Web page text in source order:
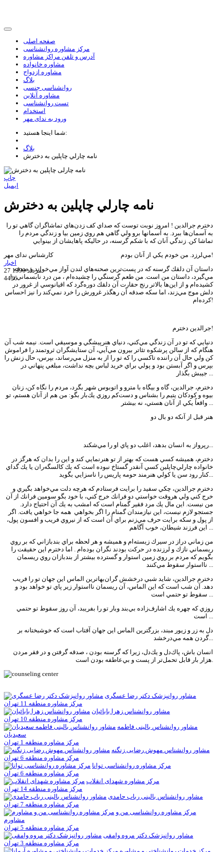
صفحه اصلی
مرکز مشاوره روانشناسی
آدرس و تلفن مراکز مشاوره
مشاوره خانواده
مشاوره ازدواج
بلاگ
روانشناسی جنسی
مشاوره آنلاین
تست روانشناسی
استخدام
ورود به ندای مهر
شما اینجا هستید:
بلاگ
نامه چارلي چاپلين به دخترش
چاپ
ایمیل
نامه چارلي چاپلين به دخترش
دخترم جرالدين ! امروز نوبت توست كه صداي كف زدن‌هاي تماشاگران گاهي تو را
به آسمان‌ها ببرد. به آسمانها برو ولي گاهي هم روي زمين بيا و زندگي مردم را
تماشا كن. زندگي آنان كه با شكم گرسنه، در حاليكه پاهايشان از بينوايي
کارشناس ندای مهر
اخبار
27 مرداد 1390
4436
مي‌لرزد. من خودم يكي از آنان بودم!
داستان آن دلقك گرسنه كه در پست‌ترين صحنه‌هاي لندن آواز مي‌خواند و صدقه
مي‌گيرد، داستان من است. من طعم گرسنگي را چشيده‌ام ، من درد نابسماني را
كشيده‌ام و از اين‌ها بالاتر رنج حقارت آن دلقك دوره‌گرد كه اقيانوسي از غرور در
دلش موج مي‌زند، اما سكه صدقه آن رهگذر غرورش را خرد نمي‌كند را نيز احساس
كرده‌ام!
جرالدين دخترم!
دنيايي كه تو در آن زندگي مي‌كني، دنياي هنرپيشگي و موسيقي است. نيمه شب آن
هنگام كه از سالن پرشكوه تئاتر بيرون مي‌آيي، آن ستايشگران ثروتمند را فراموش
كن ولي حال آن راننده تاكسي را كه تو را از به منزل مي‌رساند، بپرس، حال زنش را
بپرس و اگر آبستن بود و پولي براي خريد لباس بچه نداشت، مبلغي پنهاني در
دخترم، جرالدين، گاه و بيگاه با مترو و اتوبوس شهر بگرد، مردم را نگاه كن، زنان
بيوه و كودكان يتيم را بشناس و دست‌كم روزي يك‌بار بگو: من هم از آنان هستم، تو
هنر قبل از آنكه دو بال دو
دخترم، هميشه كسي هست كه بهتر از تو هنر‌نمايي كند و اين را بدان كه هرگز در
خانواده چارلي‌چاپلين كسي آنقدر گستاخ نبوده است كه يك كالسگه‌ران يا يك گداي
كنار رود سن يا كولي هنرمند حومه پاريس را ناسزايي بگويد...
دخترم جرالدين، چكي سفيد را برايت فرستادم كه هرچه دلت مي‌خواهد بگيري و
خرج كني ولي هروقت خواستي دو فرانك خرج كني، با خود بگو سومين فرانك از آن
من نيست. اين مال يك مرد فقير گمنام است كه امشب به يك آن احتياج دارد.
جستجو لازم نيست، اين نيازمندان گمنام را اگر بخواهي همه جا خواهي يافت. اگر
از پول و سكه برايت حرف مي‌زنم براي آن است كه از نيروي فريب و افسون پول،
من زماني دراز در سيرك زيسته‌ام و هميشه و هر لحظه براي بند‌بازاني كه بر روي
ريسماني نازك و لرزنده در حركت بودند نگران بوده‌ام . اما دخترم اين حقيقت را
بگويم كه مردم بر روي زمين استوار و گسترده بيشتر از بند‌بازان روي ريسمان
دخترم جرالدين، شايد شبي درخشش گران‌بهاترين الماس اين جهان تو را فريب
دهد. آن شب است كه اين الماس، آن ريسمان نااستوار زير پاي تو خواهد بود و
روزي كه چهره يك اشارف‌زاده بي‌بند وبار تو را بفريبد، آن روز سقوط تو حتمي
دل به زر و زيور مبند، بزرگترين الماس اين جهان آفتاب است كه خوشبختانه بر
گردن همه مي‌درخشد...
انسان باش، پاك‌دل و يك‌دل، زيرا كه گرسنه بودن ، صدقه گرفتن و در فقر مردن
مشاور روانپزشک دکتر رضا عسگری
مرکز مشاوره منطقه 11 تهران
مشاور روانشناس زهرا بابائيان
مرکز مشاوره منطقه 10 تهران
مشاور روانشناس بالینی فاطمه
سعیدیان
مرکز مشاوره منطقه 1 تهران
مشاور روانشناس مهوش رضایی زنگنه
مرکز مشاوره منطقه 6 تهران
مرکز مشاوره روانشناسی توانا
مرکز مشاوره منطقه 6 تهران
مركز مشاوره شهدای انقلاب
مرکز مشاوره منطقه 14 تهران
مشاور روانشناس بالینی رباب حامدی
مرکز مشاوره منطقه 7 تهران
مرکز مشاوره روانشناسی من و
مشاورم
مرکز مشاوره منطقه 5 تهران
مشاور روانپزشک دکتر مروه وامقی
مرکز مشاوره منطقه 3 تهران